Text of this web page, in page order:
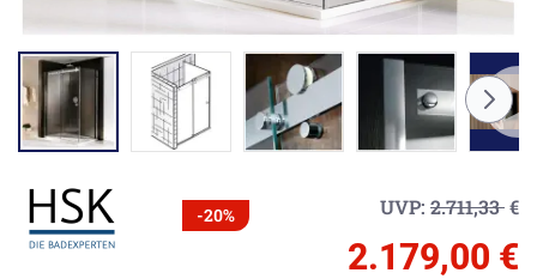
-20% UVP: 2.711,33€
2.179,00 €